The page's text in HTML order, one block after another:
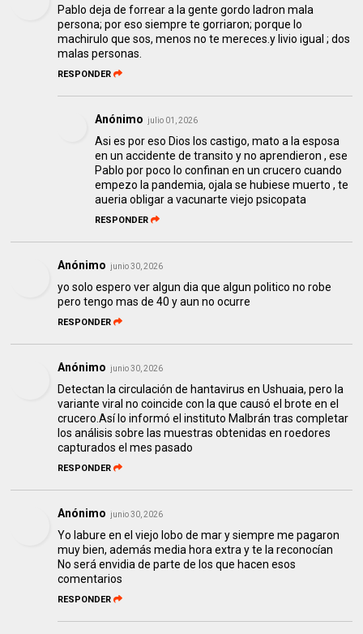
Pablo deja de forrear a la gente gordo ladron mala
persona; por eso siempre te gorriaron; porque lo
machirulo que sos, menos no te mereces.y livio igual ; dos
malas personas.
RESPONDER
Anónimo julio 01, 2026
Asi es por eso Dios los castigo, mato a la esposa
en un accidente de transito y no aprendieron , ese
Pablo por poco lo confinan en un crucero cuando
empezo la pandemia, ojala se hubiese muerto , te
aueria obligar a vacunarte viejo psicopata
RESPONDER
Anónimo junio 30, 2026
yo solo espero ver algun dia que algun politico no robe
pero tengo mas de 40 y aun no ocurre
RESPONDER
Anónimo junio 30, 2026
Detectan la circulación de hantavirus en Ushuaia, pero la
variante viral no coincide con la que causó el brote en el
crucero.Así lo informó el instituto Malbrán tras completar
los análisis sobre las muestras obtenidas en roedores
capturados el mes pasado
RESPONDER
Anónimo junio 30, 2026
Yo labure en el viejo lobo de mar y siempre me pagaron
muy bien, además media hora extra y te la reconocían
No será envidia de parte de los que hacen esos
comentarios
RESPONDER